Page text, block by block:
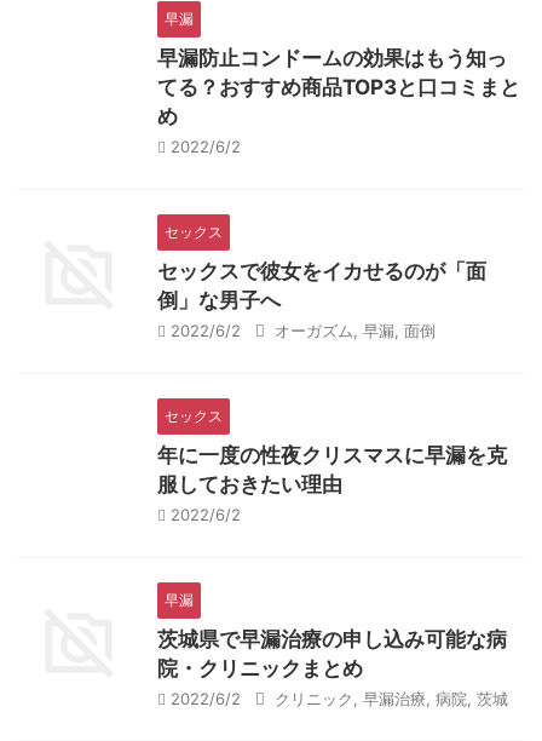
早漏
早漏防止コンドームの効果はもう知っ
てる？おすすめ商品TOP3と口コミまと
め
2022/6/2
セックス
セックスで彼女をイカせるのが「面
倒」な男子へ
2022/6/2 オーガズム 早漏 面倒
セックス
年に一度の性夜クリスマスに早漏を克
服しておきたい理由
2022/6/2
早漏
茨城県で早漏治療の申し込み可能な病
院・クリニックまとめ
2022/6/2 クリニック 早漏治療 病院 茨城